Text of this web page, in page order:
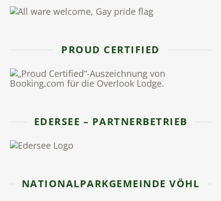
PROUD CERTIFIED
EDERSEE – PARTNERBETRIEB
NATIONALPARKGEMEINDE VÖHL